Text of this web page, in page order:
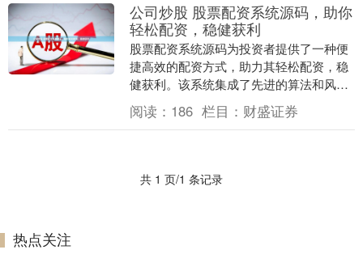
公司炒股 股票配资系统源码，助你
轻松配资，稳健获利
股票配资系统源码为投资者提供了一种便
捷高效的配资方式，助力其轻松配资，稳
健获利。该系统集成了先进的算法和风险
控制机制，为用户提供以下优势： 股票配
资是一种融资方....
阅读： 186 栏目： 财盛证券
共 1 页/1 条记录
热点关注